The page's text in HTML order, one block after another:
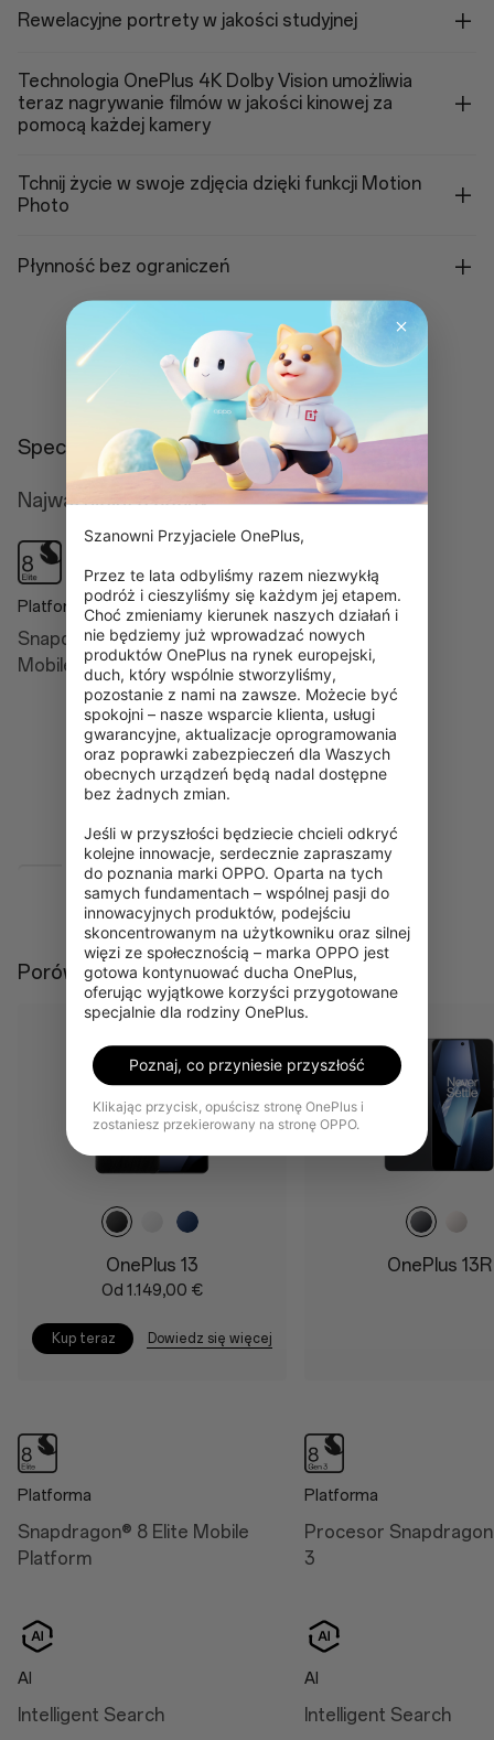
Rewelacyjne portrety w jakości studyjnej
Technologia OnePlus 4K Dolby Vision umożliwia
teraz nagrywanie filmów w jakości kinowej za
pomocą każdej kamery
Tchnij życie w swoje zdjęcia dzięki funkcji Motion
Photo
Płynność bez ograniczeń
Dowiedz się więcej
Specyfikacje
Najważniejsze cechy
Platforma
Snapdragon® 8 Elite
Mobile Platform
AI
Intelligent Search
Google Gemini
AI Detail Boost
AI Unblur
AI Reflection Eraser
50MP Wide Camera
50MP Ultra Wide Camera
3X Triprism
3x optical zoom
Up to 120x digital zoom
32MP Front Camera
Wytrzymałość
IP68
IP69
Ceramic Guard
Bateria i ładowanie
Battery
6,000 mAh (Dual-cell
Charge
measured diagonally from
RadiantView
Wymiary
Pokaż więcej
Porównać
OnePlus 13
Od 1.149,00 €
Kup teraz Dowiedz się więcej
Platforma
Snapdragon® 8 Elite Mobile
Platform
AI
Intelligent Search
OnePlus 13R
Platforma
Procesor
3
AI
Intelligent Search
Szanowni Przyjaciele OnePlus,
Przez te lata odbyliśmy razem niezwykłą
podróż i cieszyliśmy się każdym jej etapem.
Choć zmieniamy kierunek naszych działań i
nie będziemy już wprowadzać nowych
produktów OnePlus na rynek europejski,
duch, który wspólnie stworzyliśmy,
pozostanie z nami na zawsze. Możecie być
spokojni – nasze wsparcie klienta, usługi
gwarancyjne, aktualizacje oprogramowania
oraz poprawki zabezpieczeń dla Waszych
obecnych urządzeń będą nadal dostępne
bez żadnych zmian.
Jeśli w przyszłości będziecie chcieli odkryć
kolejne innowacje, serdecznie zapraszamy
do poznania marki OPPO. Oparta na tych
samych fundamentach – wspólnej pasji do
innowacyjnych produktów, podejściu
skoncentrowanym na użytkowniku oraz silnej
więzi ze społecznością – marka OPPO jest
gotowa kontynuować ducha OnePlus,
oferując wyjątkowe korzyści przygotowane
specjalnie dla rodziny OnePlus.
Poznaj, co przyniesie przyszłość
Klikając przycisk, opuścisz stronę OnePlus i
zostaniesz przekierowany na stronę OPPO.